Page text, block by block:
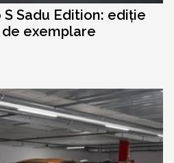
S Sadu Edition: ediție
exemplare